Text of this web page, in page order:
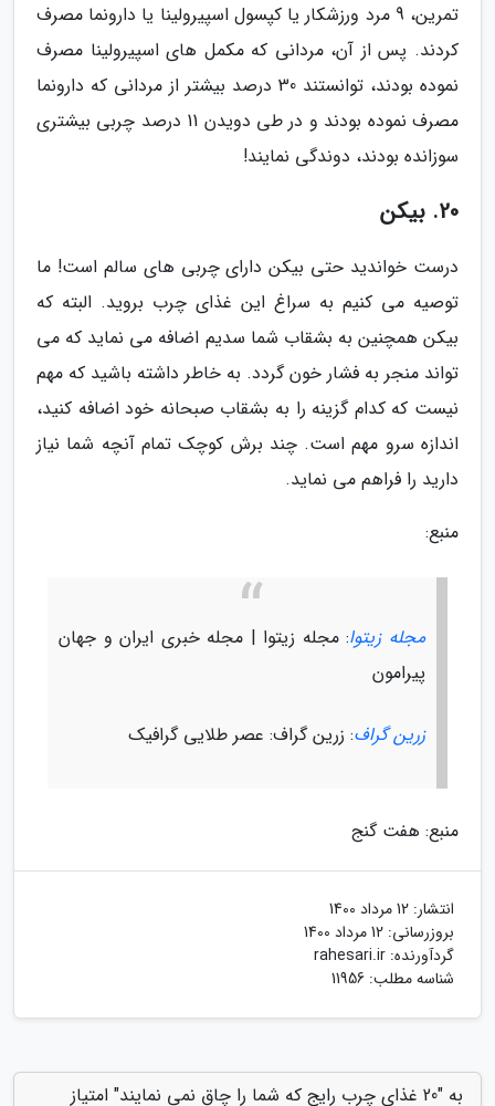
تمرین، 9 مرد ورزشکار یا کپسول اسپیرولینا یا دارونما مصرف
کردند. پس از آن، مردانی که مکمل های اسپیرولینا مصرف
نموده بودند، توانستند 30 درصد بیشتر از مردانی که دارونما
مصرف نموده بودند و در طی دویدن 11 درصد چربی بیشتری
سوزانده بودند، دوندگی نمایند!
20. بیکن
درست خواندید حتی بیکن دارای چربی های سالم است! ما
توصیه می کنیم به سراغ این غذای چرب بروید. البته که
بیکن همچنین به بشقاب شما سدیم اضافه می نماید که می
تواند منجر به فشار خون گردد. به خاطر داشته باشید که مهم
نیست که کدام گزینه را به بشقاب صبحانه خود اضافه کنید،
اندازه سرو مهم است. چند برش کوچک تمام آنچه شما نیاز
دارید را فراهم می نماید.
منبع:
مجله زیتوا: مجله زیتوا | مجله خبری ایران و جهان
پیرامون
زرین گراف: زرین گراف: عصر طلایی گرافیک
منبع: هفت گنج
انتشار: 12 مرداد 1400
بروزرسانی: 12 مرداد 1400
گردآورنده: rahesari.ir
شناسه مطلب: 11956
به "20 غذای چرب رایج که شما را چاق نمی نمایند" امتیاز